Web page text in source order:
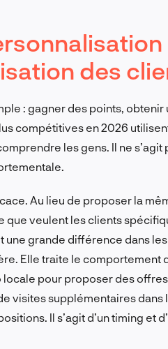
EN
des
: gagner des points, obtenir
compétitives en 2026
les gens. Il ne
Au lieu de proposer la
veulent les clients
grande différence dans les
Elle traite le comportement
locale pour proposer des
visites supplémentaires dans
Il s’agit d’un timing et